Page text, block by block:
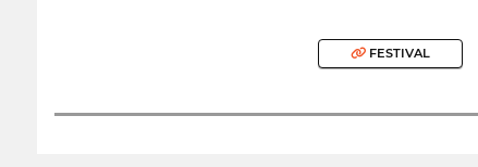
FESTIVAL